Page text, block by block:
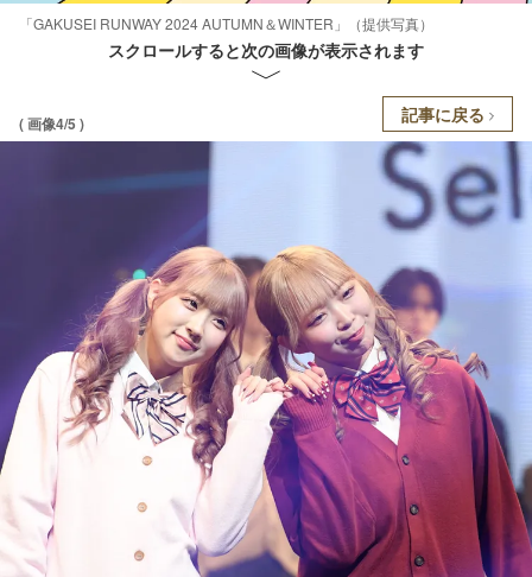
「GAKUSEI RUNWAY 2024 AUTUMN＆WINTER」（提供写真）
スクロールすると次の画像が表示されます
( 画像4/5 ) 記事に戻る